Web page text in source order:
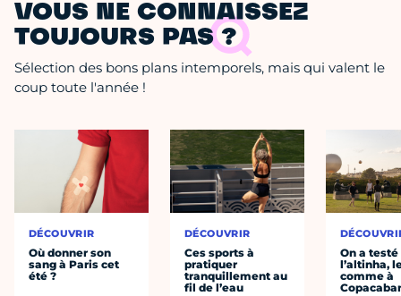
VOUS NE CONNAISSEZ
TOUJOURS PAS ?
Sélection des bons plans intemporels, mais qui valent le
coup toute l'année !
DÉCOUVRIR
Où donner son
sang à Paris cet
été ?
DÉCOUVRIR
Ces sports à
pratiquer
tranquillement au
fil de l’eau
On a testé
l’altinha,
comme à